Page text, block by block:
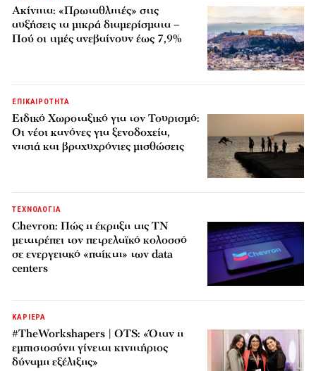
Ακίνητα: «Πρωταθλητές» στις
αυξήσεις τα μικρά διαμερίσματα –
Πού οι τιμές ανεβαίνουν έως 7,9%
ΕΠΙΚΑΙΡΟΤΗΤΑ
Ειδικό Χωροταξικό για τον Τουρισμό:
Οι νέοι κανόνες για ξενοδοχεία,
νησιά και βραχυχρόνιες μισθώσεις
ΤΕΧΝΟΛΟΓΙΑ
Chevron: Πώς η έκρηξη της ΤΝ
μετατρέπει τον πετρελαϊκό κολοσσό
σε ενεργειακό «παίκτη» των data
centers
ΚΑΡΙΕΡΑ
#TheWorkshapers | OTS: «Όταν η
εμπιστοσύνη γίνεται κινητήριος
δύναμη εξέλιξης»